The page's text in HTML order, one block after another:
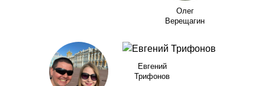
Олег
Верещагин
Евгений
Трифонов